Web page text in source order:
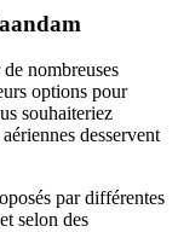
nombreuses
options pour
souhaiteriez
desservent
par différentes
selon des